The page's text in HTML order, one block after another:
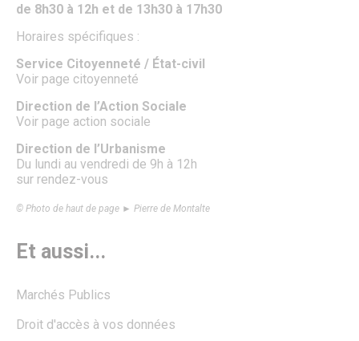
Fête de la Saint Rieul
Forum des Associations
Les Rendez-vous aux jardins
Fête de la science à Senlis
Foire médiévale de Senlis
Feu d’artifice
La Fête des Voisins
La Maison des Loisirs
Le Salon du Jardin
Le Sentier des Faubourgs de Senlis
Pass’ famille
Associations
Formulaire de création ou de mise à jour des associations
Organisation de manifestations
de 8h30 à 12h et de 13h30 à 17h30
Horaires spécifiques :
Service Citoyenneté / État-civil
Voir page citoyenneté
Direction de l’Action Sociale
Voir page action sociale
Direction de l’Urbanisme
Du lundi au vendredi de 9h à 12h
sur rendez-vous
© Photo de haut de page ► Pierre de Montalte
Et aussi...
Marchés Publics
Droit d'accès à vos données